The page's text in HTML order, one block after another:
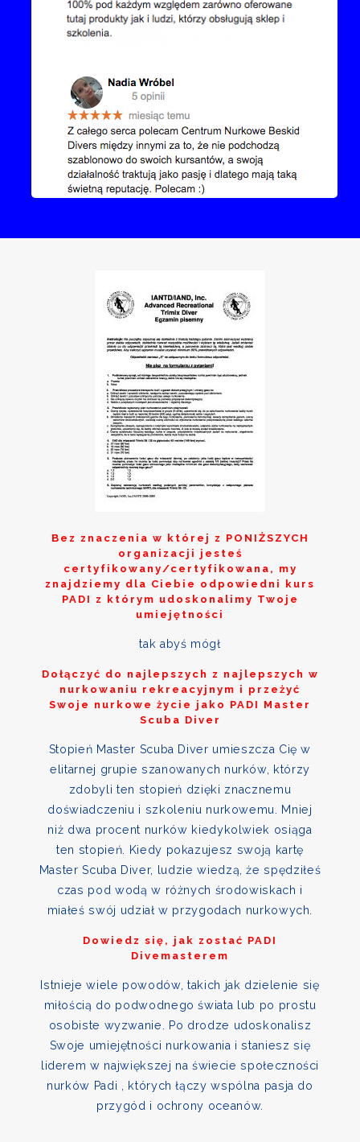
Bez znaczenia w której z PONIŻSZYCH
organizacji jesteś
certyfikowany/certyfikowana, my
znajdziemy dla Ciebie odpowiedni kurs
PADI z którym udoskonalimy Twoje
umiejętności
tak abyś mógł
Dołączyć do najlepszych z najlepszych w
nurkowaniu rekreacyjnym i przeżyć
Swoje nurkowe życie jako PADI Master
Scuba Diver
Stopień Master Scuba Diver umieszcza Cię w
elitarnej grupie szanowanych nurków, którzy
zdobyli ten stopień dzięki znacznemu
doświadczeniu i szkoleniu nurkowemu. Mniej
niż dwa procent nurków kiedykolwiek osiąga
ten stopień. Kiedy pokazujesz swoją kartę
Master Scuba Diver, ludzie wiedzą, że spędziłeś
czas pod wodą w różnych środowiskach i
miałeś swój udział w przygodach nurkowych.
Dowiedz się, jak zostać PADI
Divemasterem
Istnieje wiele powodów, takich jak dzielenie się
miłością do podwodnego świata lub po prostu
osobiste wyzwanie. Po drodze udoskonalisz
Swoje umiejętności nurkowania i staniesz się
liderem w największej na świecie społeczności
nurków Padi , których łączy wspólna pasja do
przygód i ochrony oceanów.